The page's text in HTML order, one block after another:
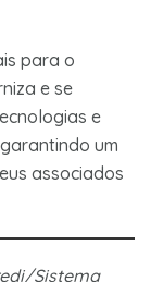
para o
e se
e
um
associados
Sistema